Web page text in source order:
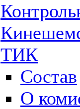
ТИК
Состав
О